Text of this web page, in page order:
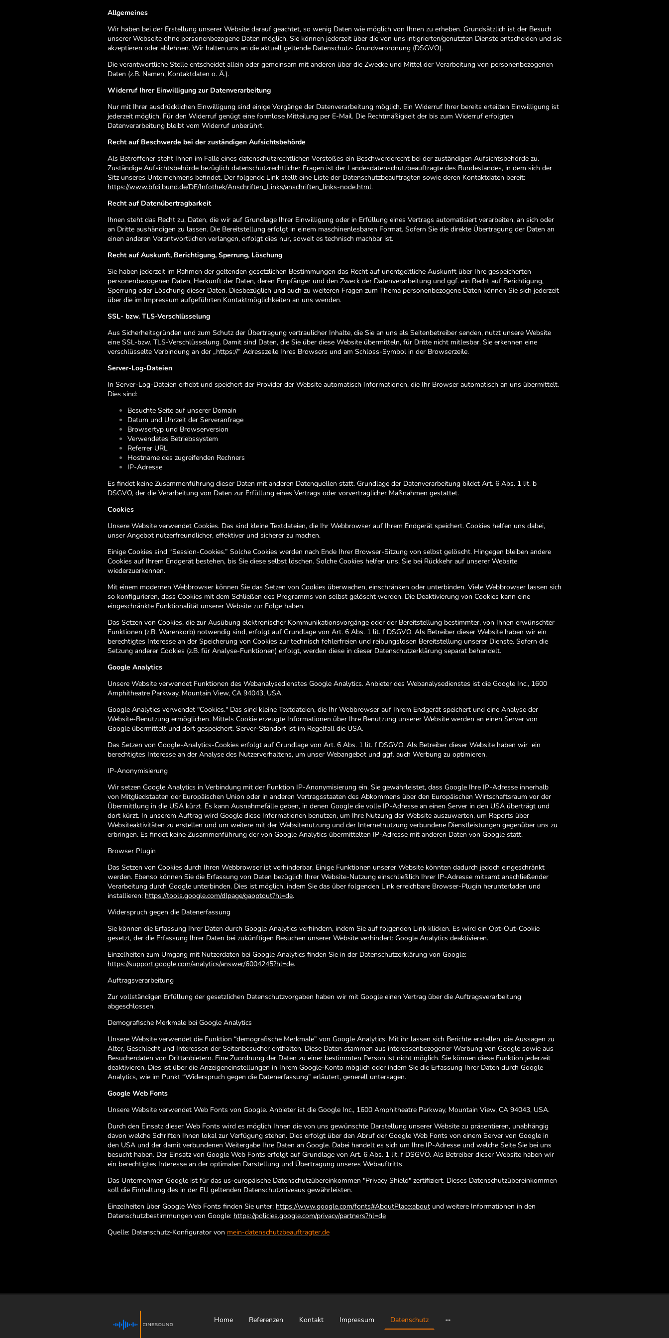
Allgemeines
Wir haben bei der Erstellung unserer Website darauf geachtet, so wenig Daten wie möglich von Ihnen zu erheben. Grundsätzlich ist der Besuch
unserer Webseite ohne personenbezogene Daten möglich. Sie können jederzeit über die von uns intigrierten/genutzten Dienste entscheiden und sie
akzeptieren oder ablehnen. Wir halten uns an die aktuell geltende Datenschutz- Grundverordnung (DSGVO).
Die verantwortliche Stelle entscheidet allein oder gemeinsam mit anderen über die Zwecke und Mittel der Verarbeitung von personenbezogenen
Daten (z.B. Namen, Kontaktdaten o. Ä.).
Widerruf Ihrer Einwilligung zur Datenverarbeitung
Nur mit Ihrer ausdrücklichen Einwilligung sind einige Vorgänge der Datenverarbeitung möglich. Ein Widerruf Ihrer bereits erteilten Einwilligung ist
jederzeit möglich. Für den Widerruf genügt eine formlose Mitteilung per E-Mail. Die Rechtmäßigkeit der bis zum Widerruf erfolgten
Datenverarbeitung bleibt vom Widerruf unberührt.
Recht auf Beschwerde bei der zuständigen Aufsichtsbehörde
Als Betroffener steht Ihnen im Falle eines datenschutzrechtlichen Verstoßes ein Beschwerderecht bei der zuständigen Aufsichtsbehörde zu.
Zuständige Aufsichtsbehörde bezüglich datenschutzrechtlicher Fragen ist der Landesdatenschutzbeauftragte des Bundeslandes, in dem sich der
Sitz unseres Unternehmens befindet. Der folgende Link stellt eine Liste der Datenschutzbeauftragten sowie deren Kontaktdaten bereit:
https://www.bfdi.bund.de/DE/Infothek/Anschriften_Links/anschriften_links-node.html.
Recht auf Datenübertragbarkeit
Ihnen steht das Recht zu, Daten, die wir auf Grundlage Ihrer Einwilligung oder in Erfüllung eines Vertrags automatisiert verarbeiten, an sich oder
an Dritte aushändigen zu lassen. Die Bereitstellung erfolgt in einem maschinenlesbaren Format. Sofern Sie die direkte Übertragung der Daten an
einen anderen Verantwortlichen verlangen, erfolgt dies nur, soweit es technisch machbar ist.
Recht auf Auskunft, Berichtigung, Sperrung, Löschung
Sie haben jederzeit im Rahmen der geltenden gesetzlichen Bestimmungen das Recht auf unentgeltliche Auskunft über Ihre gespeicherten
personenbezogenen Daten, Herkunft der Daten, deren Empfänger und den Zweck der Datenverarbeitung und ggf. ein Recht auf Berichtigung,
Sperrung oder Löschung dieser Daten. Diesbezüglich und auch zu weiteren Fragen zum Thema personenbezogene Daten können Sie sich jederzeit
über die im Impressum aufgeführten Kontaktmöglichkeiten an uns wenden.
SSL- bzw. TLS-Verschlüsselung
Aus Sicherheitsgründen und zum Schutz der Übertragung vertraulicher Inhalte, die Sie an uns als Seitenbetreiber senden, nutzt unsere Website
eine SSL-bzw. TLS-Verschlüsselung. Damit sind Daten, die Sie über diese Website übermitteln, für Dritte nicht mitlesbar. Sie erkennen eine
verschlüsselte Verbindung an der „https://“ Adresszeile Ihres Browsers und am Schloss-Symbol in der Browserzeile.
Server-Log-Dateien
In Server-Log-Dateien erhebt und speichert der Provider der Website automatisch Informationen, die Ihr Browser automatisch an uns übermittelt.
Dies sind:
Besuchte Seite auf unserer Domain
Datum und Uhrzeit der Serveranfrage
Browsertyp und Browserversion
Verwendetes Betriebssystem
Referrer URL
Hostname des zugreifenden Rechners
IP-Adresse
Es findet keine Zusammenführung dieser Daten mit anderen Datenquellen statt. Grundlage der Datenverarbeitung bildet Art. 6 Abs. 1 lit. b
DSGVO, der die Verarbeitung von Daten zur Erfüllung eines Vertrags oder vorvertraglicher Maßnahmen gestattet.
Cookies
Unsere Website verwendet Cookies. Das sind kleine Textdateien, die Ihr Webbrowser auf Ihrem Endgerät speichert. Cookies helfen uns dabei,
unser Angebot nutzerfreundlicher, effektiver und sicherer zu machen.
Einige Cookies sind “Session-Cookies.” Solche Cookies werden nach Ende Ihrer Browser-Sitzung von selbst gelöscht. Hingegen bleiben andere
Cookies auf Ihrem Endgerät bestehen, bis Sie diese selbst löschen. Solche Cookies helfen uns, Sie bei Rückkehr auf unserer Website
wiederzuerkennen.
Mit einem modernen Webbrowser können Sie das Setzen von Cookies überwachen, einschränken oder unterbinden. Viele Webbrowser lassen sich
so konfigurieren, dass Cookies mit dem Schließen des Programms von selbst gelöscht werden. Die Deaktivierung von Cookies kann eine
eingeschränkte Funktionalität unserer Website zur Folge haben.
Das Setzen von Cookies, die zur Ausübung elektronischer Kommunikationsvorgänge oder der Bereitstellung bestimmter, von Ihnen erwünschter
Funktionen (z.B. Warenkorb) notwendig sind, erfolgt auf Grundlage von Art. 6 Abs. 1 lit. f DSGVO. Als Betreiber dieser Website haben wir ein
berechtigtes Interesse an der Speicherung von Cookies zur technisch fehlerfreien und reibungslosen Bereitstellung unserer Dienste. Sofern die
Setzung anderer Cookies (z.B. für Analyse-Funktionen) erfolgt, werden diese in dieser Datenschutzerklärung separat behandelt.
Google Analytics
Unsere Website verwendet Funktionen des Webanalysedienstes Google Analytics. Anbieter des Webanalysedienstes ist die Google Inc., 1600
Amphitheatre Parkway, Mountain View, CA 94043, USA.
Google Analytics verwendet "Cookies." Das sind kleine Textdateien, die Ihr Webbrowser auf Ihrem Endgerät speichert und eine Analyse der
Website-Benutzung ermöglichen. Mittels Cookie erzeugte Informationen über Ihre Benutzung unserer Website werden an einen Server von
Google übermittelt und dort gespeichert. Server-Standort ist im Regelfall die USA.
Das Setzen von Google-Analytics-Cookies erfolgt auf Grundlage von Art. 6 Abs. 1 lit. f DSGVO. Als Betreiber dieser Website haben wir ein
berechtigtes Interesse an der Analyse des Nutzerverhaltens, um unser Webangebot und ggf. auch Werbung zu optimieren.
IP-Anonymisierung
Wir setzen Google Analytics in Verbindung mit der Funktion IP-Anonymisierung ein. Sie gewährleistet, dass Google Ihre IP-Adresse innerhalb
von Mitgliedstaaten der Europäischen Union oder in anderen Vertragsstaaten des Abkommens über den Europäischen Wirtschaftsraum vor der
Übermittlung in die USA kürzt. Es kann Ausnahmefälle geben, in denen Google die volle IP-Adresse an einen Server in den USA überträgt und
dort kürzt. In unserem Auftrag wird Google diese Informationen benutzen, um Ihre Nutzung der Website auszuwerten, um Reports über
Websiteaktivitäten zu erstellen und um weitere mit der Websitenutzung und der Internetnutzung verbundene Dienstleistungen gegenüber uns zu
erbringen. Es findet keine Zusammenführung der von Google Analytics übermittelten IP-Adresse mit anderen Daten von Google statt.
Browser Plugin
Das Setzen von Cookies durch Ihren Webbrowser ist verhinderbar. Einige Funktionen unserer Website könnten dadurch jedoch eingeschränkt
werden. Ebenso können Sie die Erfassung von Daten bezüglich Ihrer Website-Nutzung einschließlich Ihrer IP-Adresse mitsamt anschließender
Verarbeitung durch Google unterbinden. Dies ist möglich, indem Sie das über folgenden Link erreichbare Browser-Plugin herunterladen und
installieren: https://tools.google.com/dlpage/gaoptout?hl=de.
Widerspruch gegen die Datenerfassung
Sie können die Erfassung Ihrer Daten durch Google Analytics verhindern, indem Sie auf folgenden Link klicken. Es wird ein Opt-Out-Cookie
gesetzt, der die Erfassung Ihrer Daten bei zukünftigen Besuchen unserer Website verhindert: Google Analytics deaktivieren.
Einzelheiten zum Umgang mit Nutzerdaten bei Google Analytics finden Sie in der Datenschutzerklärung von Google:
https://support.google.com/analytics/answer/6004245?hl=de.
Auftragsverarbeitung
Zur vollständigen Erfüllung der gesetzlichen Datenschutzvorgaben haben wir mit Google einen Vertrag über die Auftragsverarbeitung
abgeschlossen.
Demografische Merkmale bei Google Analytics
Unsere Website verwendet die Funktion “demografische Merkmale” von Google Analytics. Mit ihr lassen sich Berichte erstellen, die Aussagen zu
Alter, Geschlecht und Interessen der Seitenbesucher enthalten. Diese Daten stammen aus interessenbezogener Werbung von Google sowie aus
Besucherdaten von Drittanbietern. Eine Zuordnung der Daten zu einer bestimmten Person ist nicht möglich. Sie können diese Funktion jederzeit
deaktivieren. Dies ist über die Anzeigeneinstellungen in Ihrem Google-Konto möglich oder indem Sie die Erfassung Ihrer Daten durch Google
Analytics, wie im Punkt “Widerspruch gegen die Datenerfassung” erläutert, generell untersagen.
Google Web Fonts
Unsere Website verwendet Web Fonts von Google. Anbieter ist die Google Inc., 1600 Amphitheatre Parkway, Mountain View, CA 94043, USA.
Durch den Einsatz dieser Web Fonts wird es möglich Ihnen die von uns gewünschte Darstellung unserer Website zu präsentieren, unabhängig
davon welche Schriften Ihnen lokal zur Verfügung stehen. Dies erfolgt über den Abruf der Google Web Fonts von einem Server von Google in
den USA und der damit verbundenen Weitergabe Ihre Daten an Google. Dabei handelt es sich um Ihre IP-Adresse und welche Seite Sie bei uns
besucht haben. Der Einsatz von Google Web Fonts erfolgt auf Grundlage von Art. 6 Abs. 1 lit. f DSGVO. Als Betreiber dieser Website haben wir
ein berechtigtes Interesse an der optimalen Darstellung und Übertragung unseres Webauftritts.
Das Unternehmen Google ist für das us-europäische Datenschutzübereinkommen "Privacy Shield" zertifiziert. Dieses Datenschutzübereinkommen
soll die Einhaltung des in der EU geltenden Datenschutzniveaus gewährleisten.
Einzelheiten über Google Web Fonts finden Sie unter: https://www.google.com/fonts#AboutPlace:about und weitere Informationen in den
Datenschutzbestimmungen von Google: https://policies.google.com/privacy/partners?hl=de
Quelle: Datenschutz-Konfigurator von mein-datenschutzbeauftragter.de
Home Referenzen Kontakt Impressum Datenschutz